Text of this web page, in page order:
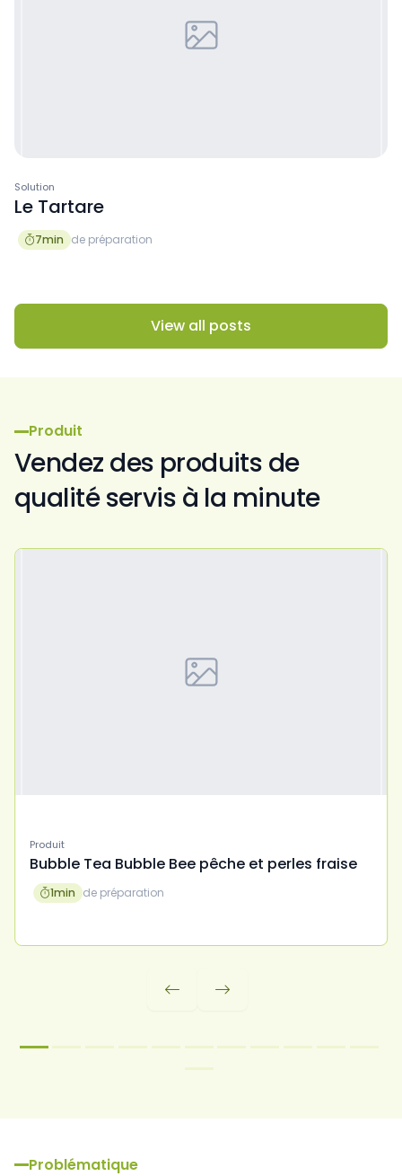
Solution
Le Tartare
7min de préparation
View all posts
Produit
Vendez des produits de
qualité servis à la minute
Produit
Bubble Tea Bubble Bee pêche et perles fraise
1min de préparation
 
Problématique